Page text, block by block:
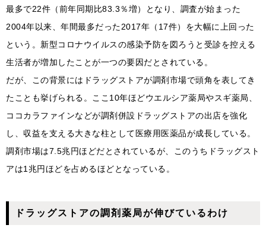
最多で22件（前年同期比83.3％増）となり、調査が始まった
2004年以来、年間最多だった2017年（17件）を大幅に上回った
という。新型コロナウイルスの感染予防を図ろうと受診を控える
生活者が増加したことが一つの要因だとされている。
だが、この背景にはドラッグストアが調剤市場で頭角を表してき
たことも挙げられる。ここ10年ほどウエルシア薬局やスギ薬局、
ココカラファインなどが調剤併設ドラッグストアの出店を強化
し、収益を支える大きな柱として医療用医薬品が成長している。
調剤市場は7.5兆円ほどだとされているが、このうちドラッグスト
アは1兆円ほどを占めるほどとなっている。
ドラッグストアの調剤薬局が伸びているわけ